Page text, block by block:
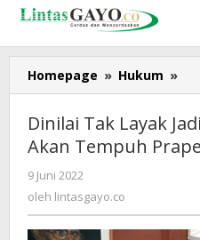
Lewati
konten
Homepage » Hukum »
Jadi
Dinilai Tak Layak
Akan Tempuh
9 Juni 2022
lintasgayo.co
oleh lintasgayo.co